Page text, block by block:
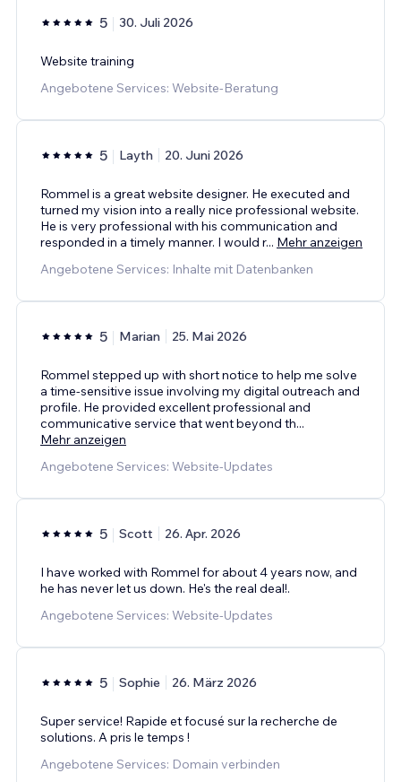
5 30. Juli 2026
Website training
Angebotene Services: Website-Beratung
5 Layth 20. Juni 2026
Rommel is a great website designer. He executed and
turned my vision into a really nice professional website.
He is very professional with his communication and
responded in a timely manner. I would r... Mehr anzeigen
Angebotene Services: Inhalte mit Datenbanken
5 Marian 25. Mai 2026
Rommel stepped up with short notice to help me solve
a time-sensitive issue involving my digital outreach and
profile. He provided excellent professional and
communicative service that went beyond th...
Mehr anzeigen
Angebotene Services: Website-Updates
5 Scott 26. Apr. 2026
I have worked with Rommel for about 4 years now, and
he has never let us down. He's the real deal!.
Angebotene Services: Website-Updates
5 Sophie 26. März 2026
Super service! Rapide et focusé sur la recherche de
solutions. A pris le temps !
Angebotene Services: Domain verbinden